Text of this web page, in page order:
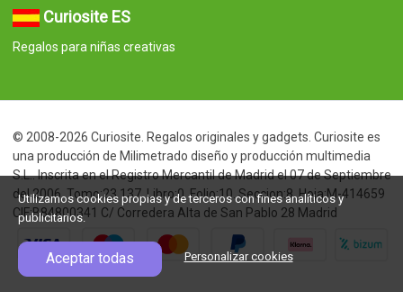
Curiosite ES
Regalos para niñas creativas
© 2008-2026 Curiosite. Regalos originales y gadgets. Curiosite es
una producción de Milimetrado diseño y producción multimedia
S.L.. Inscrita en el Registro Mercantil de Madrid el 07 de Septiembre
del 2006. Tomo:23.137. Libro:0. Folio:10. Seccion:8. Hoja:M-414659
CIF:B84800341 C/ Corredera Alta de San Pablo 28 Madrid
Utilizamos cookies propias y de terceros con fines analíticos y
publicitarios.
Aceptar todas Personalizar cookies